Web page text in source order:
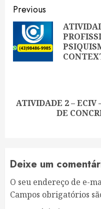
Continue
Reading
Previous
Next
ATIVIDADE 2 – ECIV
DE
Deixe um
O seu endereço de e-
Campos obrigatórios